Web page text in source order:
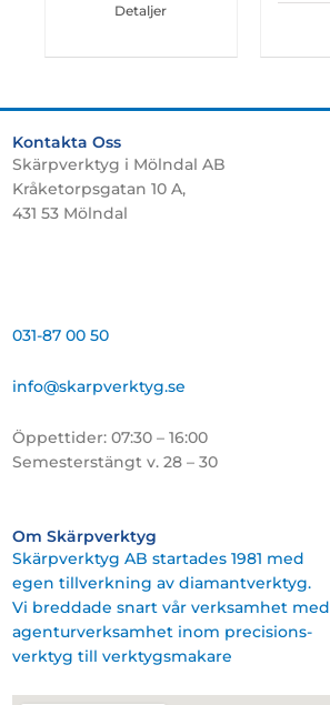
Detaljer
Kontakta Oss
Skärpverktyg i Mölndal AB
Kråketorpsgatan 10 A,
431 53 Mölndal
031-87 00 50
info@skarpverktyg.se
Öppettider: 07:30 – 16:00
Semesterstängt v. 28 – 30
Om Skärpverktyg
Skärpverktyg AB startades 1981 med
egen tillverkning av diamantverktyg.
Vi breddade snart vår verksamhet med
agenturverksamhet inom precisions-
verktyg till verktygsmakare